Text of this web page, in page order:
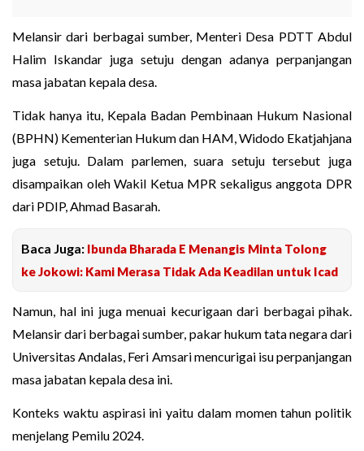
Melansir dari berbagai sumber, Menteri Desa PDTT Abdul
Halim Iskandar juga setuju dengan adanya perpanjangan
masa jabatan kepala desa.
Tidak hanya itu, Kepala Badan Pembinaan Hukum Nasional
(BPHN) Kementerian Hukum dan HAM, Widodo Ekatjahjana
juga setuju. Dalam parlemen, suara setuju tersebut juga
disampaikan oleh Wakil Ketua MPR sekaligus anggota DPR
dari PDIP, Ahmad Basarah.
Baca Juga: Ibunda Bharada E Menangis Minta Tolong
ke Jokowi: Kami Merasa Tidak Ada Keadilan untuk Icad
Namun, hal ini juga menuai kecurigaan dari berbagai pihak.
Melansir dari berbagai sumber, pakar hukum tata negara dari
Universitas Andalas, Feri Amsari mencurigai isu perpanjangan
masa jabatan kepala desa ini.
Konteks waktu aspirasi ini yaitu dalam momen tahun politik
menjelang Pemilu 2024.